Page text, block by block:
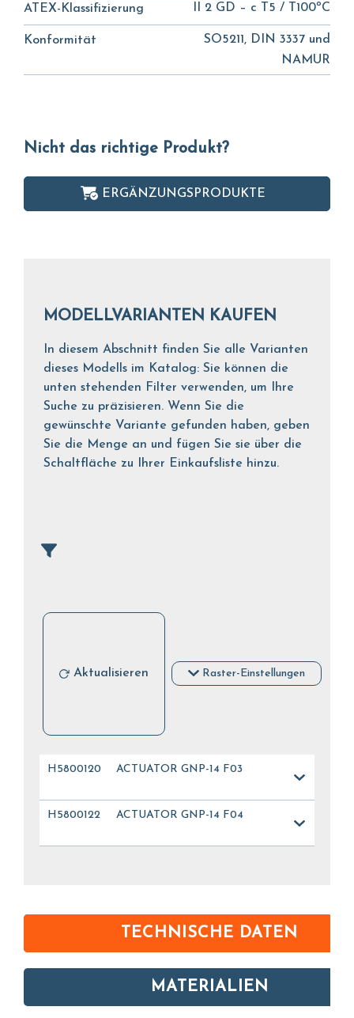
ATEX-Klassifizierung II 2 GD – c T5 / T100ºC
Konformität
SO5211, DIN 3337 und
NAMUR
Nicht das richtige Produkt?
ERGÄNZUNGSPRODUKTE
MODELLVARIANTEN KAUFEN
In diesem Abschnitt finden Sie alle Varianten
dieses Modells im Katalog: Sie können die
unten stehenden Filter verwenden, um Ihre
Suche zu präzisieren. Wenn Sie die
gewünschte Variante gefunden haben, geben
Sie die Menge an und fügen Sie sie über die
Schaltfläche zu Ihrer Einkaufsliste hinzu.
Aktualisieren Raster-Einstellungen
H5800120 ACTUATOR GNP-14 F03
H5800122 ACTUATOR GNP-14 F04
TECHNISCHE DATEN
MATERIALIEN